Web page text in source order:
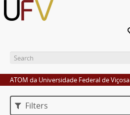
ATOM da Universidade Federal de Viçosa
Filters